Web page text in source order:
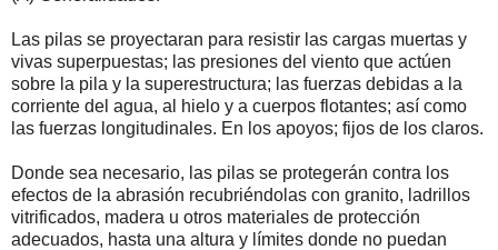
Las pilas se proyectaran para resistir las cargas muertas y
vivas superpuestas; las presiones del viento que actúen
sobre la pila y la superestructura; las fuerzas debidas a la
corriente del agua, al hielo y a cuerpos flotantes; así como
las fuerzas longitudinales. En los apoyos; fijos de los claros.
Donde sea necesario, las pilas se protegerán contra los
efectos de la abrasión recubriéndolas con granito, ladrillos
vitrificados, madera u otros materiales de protección
adecuados, hasta una altura y límites donde no puedan